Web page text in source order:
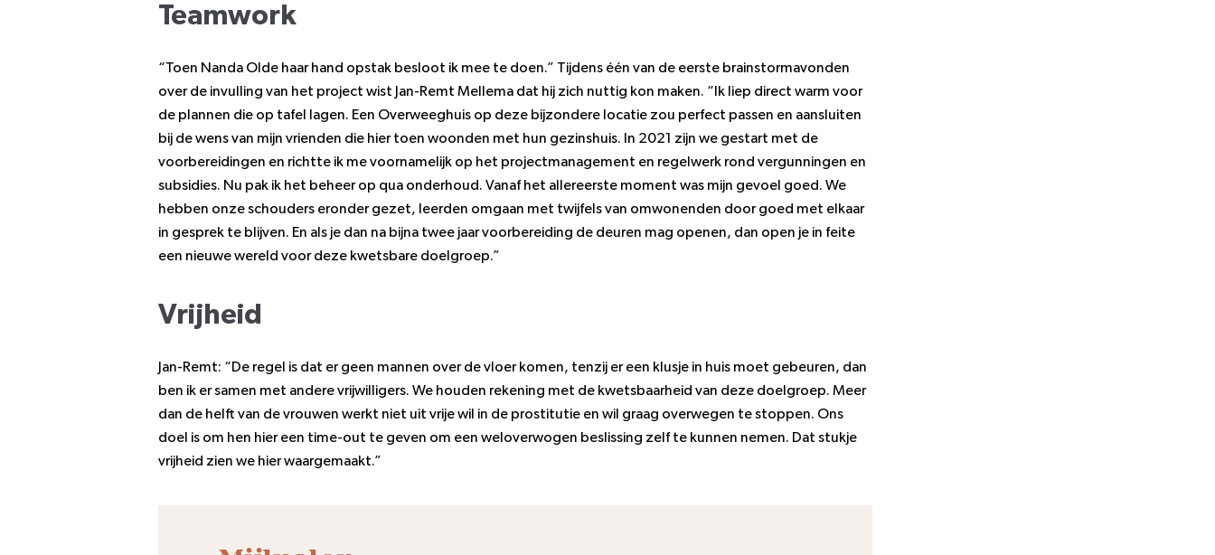
Teamwork
“Toen Nanda Olde haar hand opstak besloot ik mee te doen.” Tijdens één van de eerste brainstormavonden
over de invulling van het project wist Jan-Remt Mellema dat hij zich nuttig kon maken. “Ik liep direct warm voor
de plannen die op tafel lagen. Een Overweeghuis op deze bijzondere locatie zou perfect passen en aansluiten
bij de wens van mijn vrienden die hier toen woonden met hun gezinshuis. In 2021 zijn we gestart met de
voorbereidingen en richtte ik me voornamelijk op het projectmanagement en regelwerk rond vergunningen en
subsidies. Nu pak ik het beheer op qua onderhoud. Vanaf het allereerste moment was mijn gevoel goed. We
hebben onze schouders eronder gezet, leerden omgaan met twijfels van omwonenden door goed met elkaar
in gesprek te blijven. En als je dan na bijna twee jaar voorbereiding de deuren mag openen, dan open je in feite
een nieuwe wereld voor deze kwetsbare doelgroep.”
Vrijheid
Jan-Remt: “De regel is dat er geen mannen over de vloer komen, tenzij er een klusje in huis moet gebeuren, dan
ben ik er samen met andere vrijwilligers. We houden rekening met de kwetsbaarheid van deze doelgroep. Meer
dan de helft van de vrouwen werkt niet uit vrije wil in de prostitutie en wil graag overwegen te stoppen. Ons
doel is om hen hier een time-out te geven om een weloverwogen beslissing zelf te kunnen nemen. Dat stukje
vrijheid zien we hier waargemaakt.”